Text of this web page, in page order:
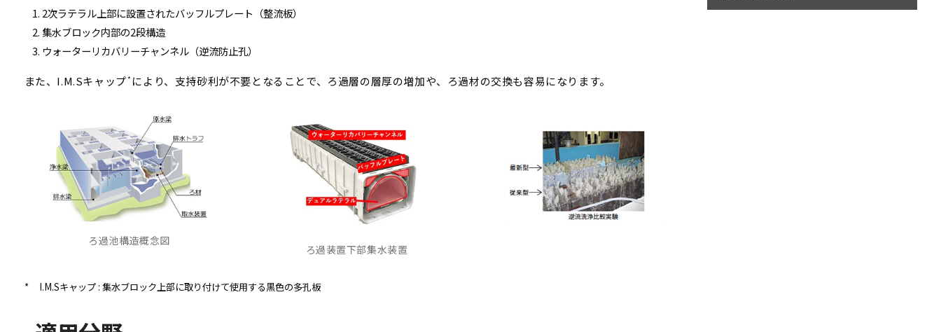
2次ラテラル上部に設置されたバッフルプレート（整流板）
集水ブロック内部の2段構造
ウォーターリカバリーチャンネル（逆流防止孔）
また、I.M.Sキャップ* により、支持砂利が不要となることで、ろ過層の層厚の増加や、ろ過材の交換も容易になります。
ろ過池構造概念図
ろ過装置下部集水装置
* I.M.Sキャップ : 集水ブロック上部に取り付けて使用する黒色の多孔板